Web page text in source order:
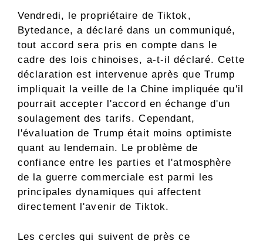
Vendredi, le propriétaire de Tiktok,
Bytedance, a déclaré dans un communiqué,
tout accord sera pris en compte dans le
cadre des lois chinoises, a-t-il déclaré. Cette
déclaration est intervenue après que Trump
impliquait la veille de la Chine impliquée qu'il
pourrait accepter l'accord en échange d'un
soulagement des tarifs. Cependant,
l'évaluation de Trump était moins optimiste
quant au lendemain. Le problème de
confiance entre les parties et l'atmosphère
de la guerre commerciale est parmi les
principales dynamiques qui affectent
directement l'avenir de Tiktok.
Les cercles qui suivent de près ce